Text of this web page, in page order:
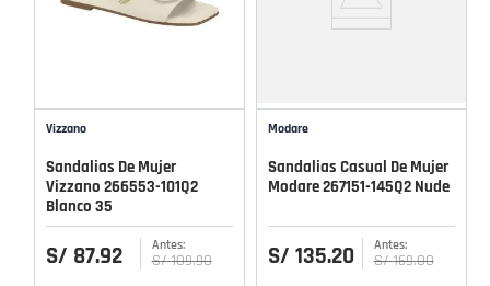
Vizzano
Sandalias De Mujer
Vizzano 266553-101Q2
Blanco 35
S/ 87.92 S/ 109.90
Modare
Sandalias Casual De Mujer
Modare 267151-145Q2 Nude
S/ 135.20 S/ 169.00